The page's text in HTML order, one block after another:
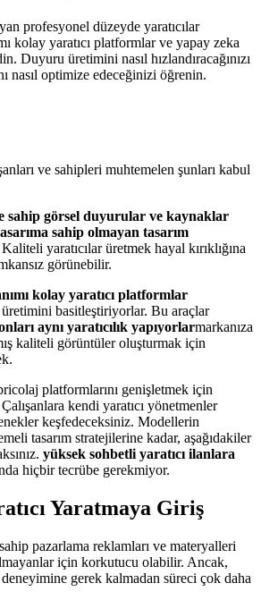
profesyonel düzeyde yaratıcılar
kolay yaratıcı platformlar ve yapay zeka
Duyuru üretimini nasıl hızlandıracağınızı
nasıl optimize edeceğinizi öğrenin.
ve sahipleri muhtemelen şunları kabul
sahip görsel duyurular ve kaynaklar
sahip olmayan tasarım
Kaliteli yaratıcılar üretmek hayal kırıklığına
görünebilir.
kolay yaratıcı platformlar
üretimini basitleştiriyorlar. Bu araçlar
aynı yaratıcılık yapıyorlarmarkanıza
kaliteli görüntüler oluşturmak için
platformlarını genişletmek için
kendi yaratıcı yönetmenler
keşfedeceksiniz. Modellerin
tasarım stratejilerine kadar, aşağıdakiler
yüksek sohbetli yaratıcı ilanlara
hiçbir tecrübe gerekmiyor.
Yaratmaya Giriş
pazarlama reklamları ve materyalleri
için korkutucu olabilir. Ancak,
deneyimine gerek kalmadan süreci çok daha